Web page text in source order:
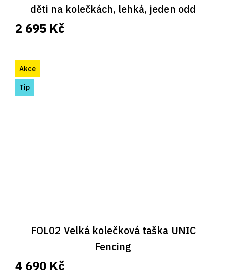
děti na kolečkách, lehká, jeden odd
2 695 Kč
Akce
Tip
FOL02 Velká kolečková taška UNIC
Fencing
4 690 Kč